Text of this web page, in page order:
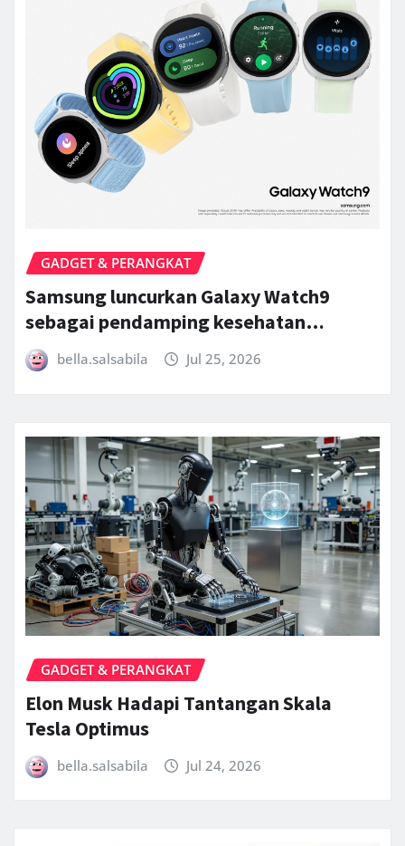
GADGET & PERANGKAT
Samsung luncurkan Galaxy Watch9
sebagai pendamping kesehatan…
bella.salsabila Jul 25, 2026
GADGET & PERANGKAT
Elon Musk Hadapi Tantangan Skala
Tesla Optimus
bella.salsabila Jul 24, 2026